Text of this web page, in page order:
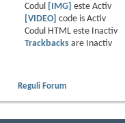
Codul
[IMG] este Activ
[VIDEO]
code is Activ
Codul HTML este
Inactiv
Trackbacksare
Inactiv
Reguli Forum